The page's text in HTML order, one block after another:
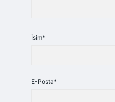
İsim*
E-Posta*